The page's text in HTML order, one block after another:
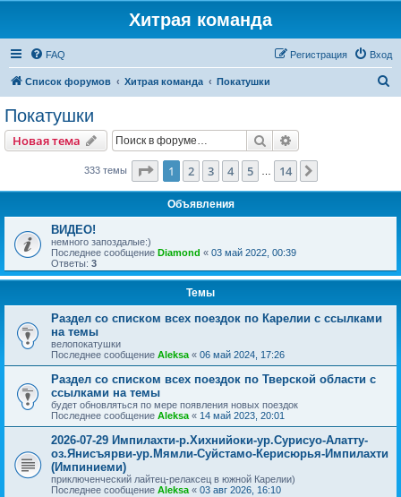
Хитрая команда
FAQ Вход
Регистрация
Список форумов Хитрая команда Покатушки
Покатушки
Новая тема Поиск
333 темы Страница из 14
1 2 3 4 5 14
Объявления
ВИДЕО!
немного запоздалые:)
Последнее сообщение Diamond « 03 май 2022, 00:39
Ответы: 3
Темы
Раздел со списком всех поездок по Карелии с ссылками
на темы
велопокатушки
Последнее сообщение Aleksa « 06 май 2024, 17:26
Раздел со списком всех поездок по Тверской области с
ссылками на темы
будет обновляться по мере появления новых поездок
Последнее сообщение Aleksa « 14 май 2023, 20:01
2026-07-29 Импилахти-р.Хихнийоки-ур.Сурисуо-Алатту-
оз.Янисъярви-ур.Мямли-Суйстамо-Керисюрья-Импилахти
(Импиниеми)
приключенческий лайтец-релаксец в южной Карелии)
Последнее сообщение Aleksa « 03 авг 2026, 16:10